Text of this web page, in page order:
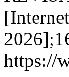
https://